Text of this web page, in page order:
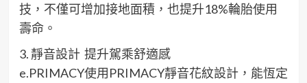
技 ， 不僅可增加接地面積， 也提升18%輪胎使用
壽命。
3.靜音設計 提升駕乘舒適感
e.PRIMACY使用PRIMACY靜音花紋設計， 能恆定